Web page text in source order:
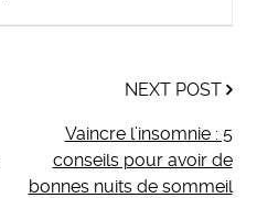
NEXT POST
Vaincre l’insomnie : 5
conseils pour avoir de
bonnes nuits de sommeil